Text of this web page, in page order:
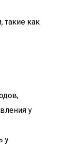
такие как
у
у